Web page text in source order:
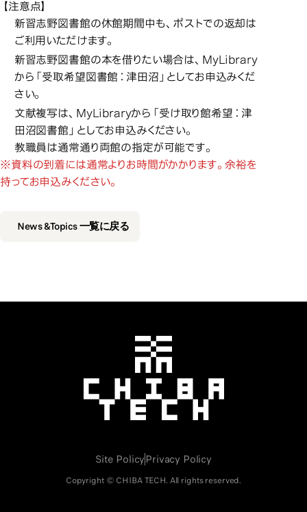
【注意点】
新習志野図書館の休館期間中も、ポストでの返却は
ご利用いただけます。
新習志野図書館の本を借りたい場合は、MyLibrary
から「受取希望図書館：津田沼」としてお申込みくだ
さい。
文献複写は、MyLibraryから「受け取り館希望：津
田沼図書館」としてお申込みください。
教職員は通常通り両館の指定が可能です。
※資料の到着には通常よりお時間がかかります。余裕を
持ってお申込みください。
News &Topics 一覧に戻る
千葉工業大学
Site PolicyPrivacy Policy
Copyright © CHIBA TECH. All rights reserved.